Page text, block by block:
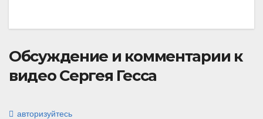
Обсуждение и комментарии к
видео Сергея Гесса
авторизуйтесь